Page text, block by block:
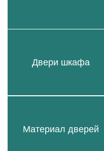
Двери шкафа
Материал дверей